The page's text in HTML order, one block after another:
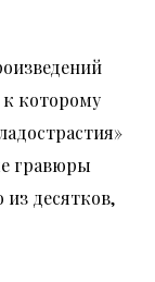
которому
гравюры
из десятков,